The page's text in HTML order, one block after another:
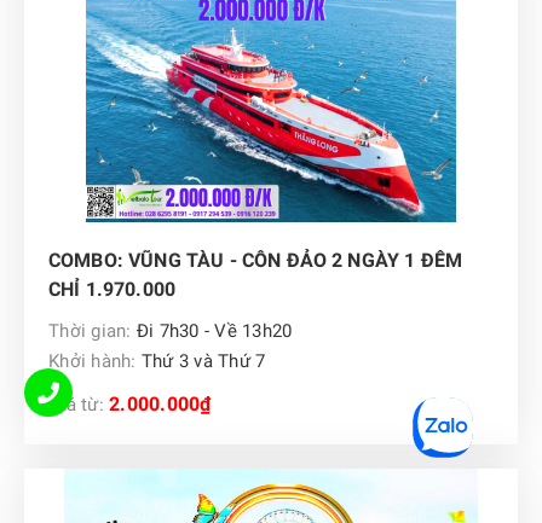
COMBO: VŨNG TÀU - CÔN ĐẢO 2 NGÀY 1 ĐÊM
CHỈ 1.970.000
Thời gian: Đi 7h30 - Về 13h20
Khởi hành: Thứ 3 và Thứ 7
Giá từ: 2.000.000₫